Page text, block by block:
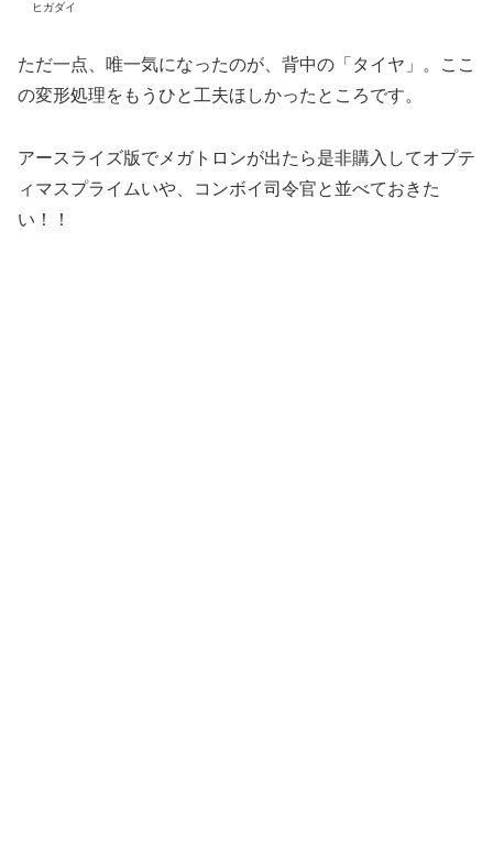
ヒガダイ
ただ一点、唯一気になったのが、背中の「タイヤ」。ここ
の変形処理をもうひと工夫ほしかったところです。
アースライズ版でメガトロンが出たら是非購入してオプテ
ィマスプライムいや、コンボイ司令官と並べておきた
い！！